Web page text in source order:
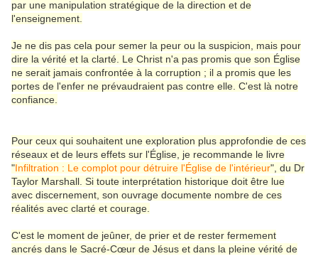
par une manipulation stratégique de la direction et de
l'enseignement.
Je ne dis pas cela pour semer la peur ou la suspicion, mais pour
dire la vérité et la clarté. Le Christ n'a pas promis que son Église
ne serait jamais confrontée à la corruption ; il a promis que les
portes de l'enfer ne prévaudraient pas contre elle. C'est là notre
confiance.
Pour ceux qui souhaitent une exploration plus approfondie de ces
réseaux et de leurs effets sur l'Église, je recommande le livre
"Infiltration : Le complot pour détruire l'Église de l'intérieur", du Dr
Taylor Marshall. Si toute interprétation historique doit être lue
avec discernement, son ouvrage documente nombre de ces
réalités avec clarté et courage.
C'est le moment de jeûner, de prier et de rester fermement
ancrés dans le Sacré-Cœur de Jésus et dans la pleine vérité de